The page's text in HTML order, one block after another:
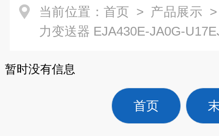
当前位置： 首页 > 产品展示
力变送器 EJA430E-JA0G-
暂时没有信息
首页